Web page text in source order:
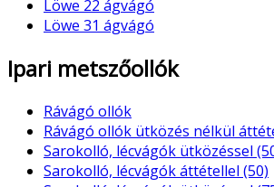
Löwe 22 ágvágó
Löwe 31 ágvágó
Ipari metszőollók
Rávágó ollók
Rávágó ollók ütközés nélkül
Sarokolló, lécvágók ütközéssel
Sarokolló, lécvágók áttétellel (50)